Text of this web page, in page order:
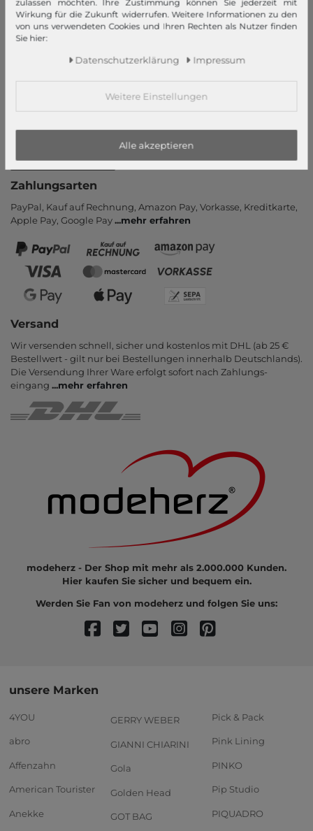
Informationen
Kontakt
Rücksendung
Rückrufservice
Newsletter
Vertrag widerrufen
Zahlungsarten
PayPal, Kauf auf Rechnung, Amazon Pay, Vor­kasse, Kredit­karte,
Apple Pay, Google Pay...mehr erfahren
Versand
Wir versenden schnell, sicher und kostenlos mit DHL (ab 25 €
Bestell­wert - gilt nur bei Bestel­lungen inner­halb Deutsch­lands).
Die Ver­sendung Ihrer Ware er­folgt sofort nach Zahlungs­
eingang ...mehr erfahren
modeherz - Der Shop mit mehr als 2.000.000 Kunden.
Hier kaufen Sie sicher und bequem ein.
Werden Sie Fan von modeherz und folgen Sie uns:
unsere Marken
4YOU
abro
Affenzahn
American Tourister
Anekke
GERRY WEBER
GIANNI CHIARINI
Gola
Golden Head
GOT BAG
Pick & Pack
Pink Lining
PINKO
Pip Studio
PIQUADRO
zulassen möchten. Ihre Zustimmung können Sie jederzeit mit
Wirkung für die Zukunft widerrufen. Weitere Informationen zu den
von uns verwendeten Cookies und Ihren Rechten als Nutzer finden
Sie hier:
Daten­schutz­erklärung Impressum
Weitere Einstellungen
Alle akzeptieren